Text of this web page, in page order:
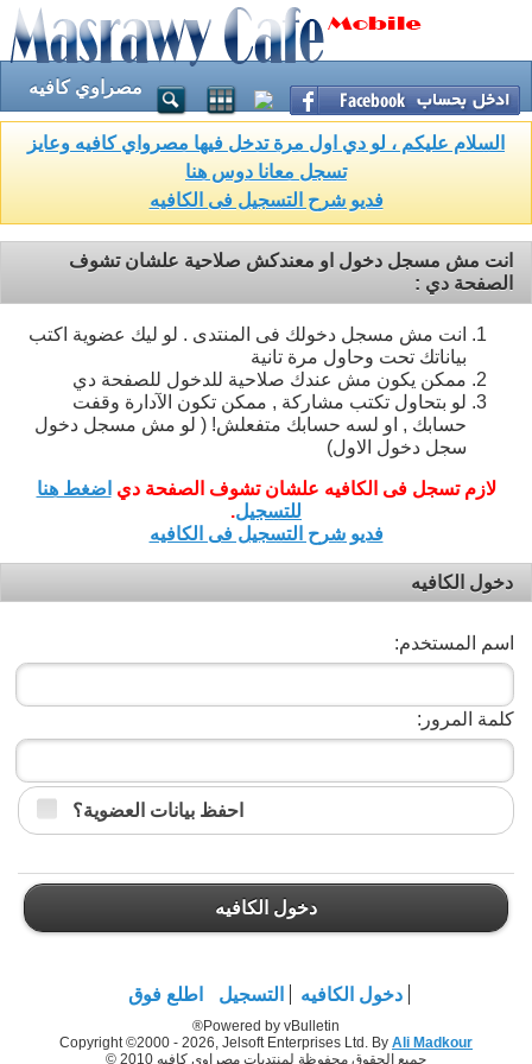
مصراوي كافيه
السلام عليكم ، لو دي اول مرة تدخل فيها مصرواي كافيه وعايز
تسجل معانا دوس هنا
فديو شرح التسجيل فى الكافيه
انت مش مسجل دخول او معندكش صلاحية علشان تشوف
الصفحة دي :
انت مش مسجل دخولك فى المنتدى . لو ليك عضوية اكتب
بياناتك تحت وحاول مرة تانية
ممكن يكون مش عندك صلاحية للدخول للصفحة دي
لو بتحاول تكتب مشاركة , ممكن تكون الآدارة وقفت
حسابك , او لسه حسابك متفعلش! ( لو مش مسجل دخول
سجل دخول الاول)
لازم تسجل فى الكافيه علشان تشوف الصفحة دي اضغط هنا
للتسجيل.
فديو شرح التسجيل فى الكافيه
دخول الكافيه
اسم المستخدم:
كلمة المرور:
احفظ بيانات العضوية؟
دخول الكافيه
دخول الكافيه التسجيل اطلع فوق
Powered by vBulletin®
Copyright ©2000 - 2026, Jelsoft Enterprises Ltd. By Ali Madkour
جميع الحقوق محفوظة لمنتديات مصراوي كافيه 2010 ©